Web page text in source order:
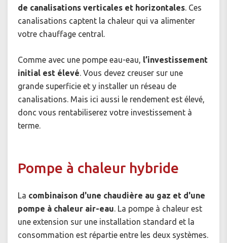
de canalisations verticales et horizontales. Ces
canalisations captent la chaleur qui va alimenter
votre chauffage central.
Comme avec une pompe eau-eau, l’investissement
initial est élevé. Vous devez creuser sur une
grande superficie et y installer un réseau de
canalisations. Mais ici aussi le rendement est élevé,
donc vous rentabiliserez votre investissement à
terme.
Pompe à chaleur hybride
La combinaison d'une chaudière au gaz et d'une
pompe à chaleur air-eau. La pompe à chaleur est
une extension sur une installation standard et la
consommation est répartie entre les deux systèmes.